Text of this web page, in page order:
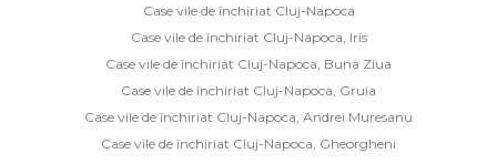
Case vile de închiriat Cluj-Napoca
Case vile de închiriat Cluj-Napoca, Iris
Case vile de închiriat Cluj-Napoca, Buna Ziua
Case vile de închiriat Cluj-Napoca, Gruia
Case vile de închiriat Cluj-Napoca, Andrei Muresanu
Case vile de închiriat Cluj-Napoca, Gheorgheni